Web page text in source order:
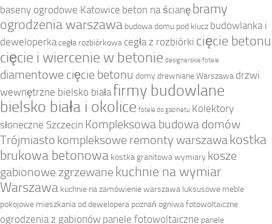
baseny ogrodowe Katowice beton na ścianę bramy
ogrodzenia warszawa budowa domu pod klucz budowlanka i
deweloperkacegła rozbiórkowa cegła z rozbiórki cięcie betonu
cięcie i wiercenie w betonie designerskie fotele
diamentowe cięcie betonu domy drewniane Warszawa drzwi
wewnętrzne bielsko białafirmy budowlane
bielsko biała i okolice fotele do gabinetu Kolektory
słoneczne Szczecin Kompleksowa budowa domów
Trójmiasto kompleksowe remonty warszawa kostka
brukowa betonowa kostka granitowa wymiary kosze
gabionowe zgrzewane kuchnie na wymiar
Warszawa kuchnie na zamówienie warszawa luksusowe meble
pokojowe mieszkania od dewelopera poznań ogniwa fotowoltaiczne
ogrodzenia z gabionów panele fotowoltaiczne panele